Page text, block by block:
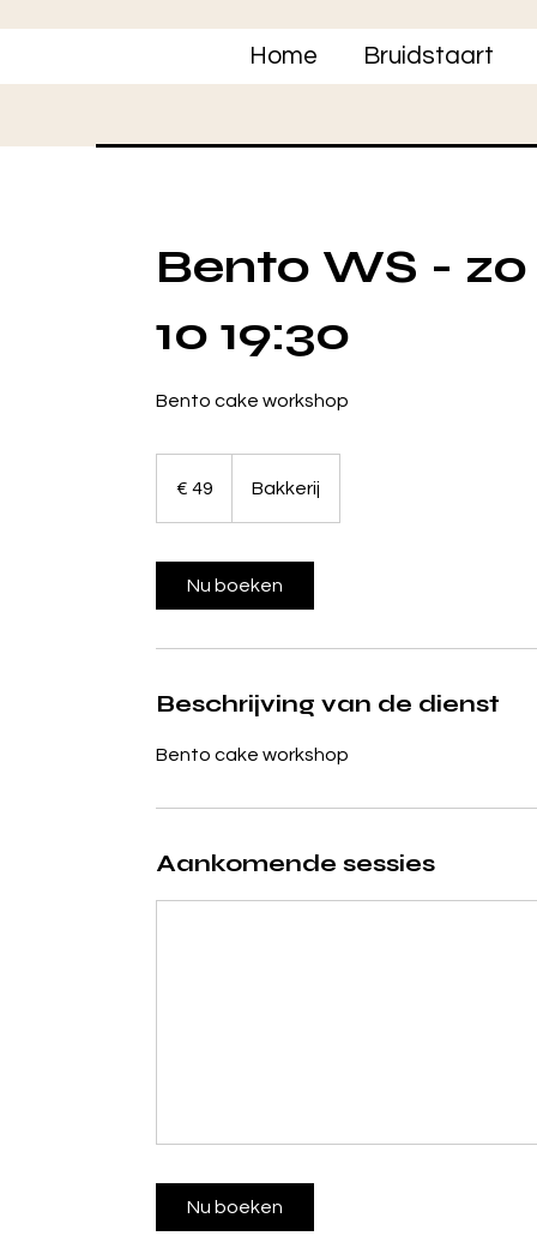
Home Bruidstaart
Bento WS -
10 19:30
Bento cake workshop
€ 49 Bakkerij
Nu boeken
Beschrijving van de dienst
Bento cake workshop
Aankomende sessies
Nu boeken